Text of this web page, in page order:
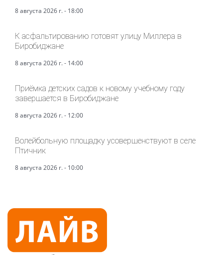
8 августа 2026 г. - 18:00
К асфальтированию готовят улицу Миллера в
Биробиджане
8 августа 2026 г. - 14:00
Приёмка детских садов к новому учебному году
завершается в Биробиджане
8 августа 2026 г. - 12:00
Волейбольную площадку усовершенствуют в селе
Птичник
8 августа 2026 г. - 10:00